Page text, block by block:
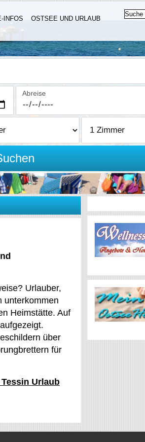
INFOS
OSTSEE UND URLAUB
Abreise
Urlauber,
unterkommen
Heimstätte. Auf
über
für
Urlaub